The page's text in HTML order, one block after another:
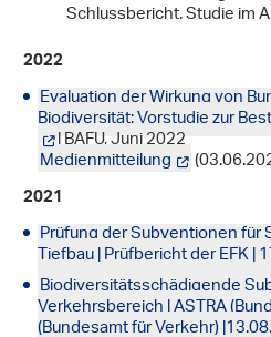
Schlussbericht. Studie im
2022
Evaluation der Wirkung von
Biodiversität: Vorstudie zur
| BAFU, Juni 2022
Medienmitteilung
2021
Prüfung der Subventionen
Tiefbau | Prüfbericht der EFK |
Biodiversitätsschädigende
Verkehrsbereich | ASTRA
(Bundesamt für Verkehr)